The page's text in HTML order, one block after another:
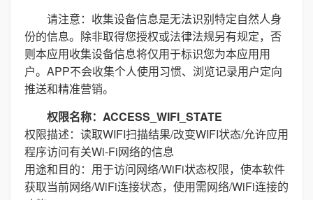
请注意：收集设备信息是无法识别特定自然人身
份的信息。除非取得您授权或法律法规另有规定，否
则本应用收集设备信息将仅用于标识您为本应用用
户。APP不会收集个人使用习惯、浏览记录用户定向
推送和精准营销。
权限名称：ACCESS_WIFI_STATE
权限描述：读取WIFI扫描结果/改变WIFI状态/允许应用
程序访问有关Wi-Fi网络的信息
用途和目的：用于访问网络/WiFi状态权限，使本软件
获取当前网络/WiFi连接状态，使用需网络/WiFi连接的